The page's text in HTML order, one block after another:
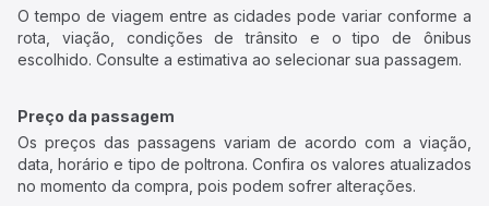
O tempo de viagem entre as cidades pode variar conforme a
rota, viação, condições de trânsito e o tipo de ônibus
escolhido. Consulte a estimativa ao selecionar sua passagem.
Preço da passagem
Os preços das passagens variam de acordo com a viação,
data, horário e tipo de poltrona. Confira os valores atualizados
no momento da compra, pois podem sofrer alterações.